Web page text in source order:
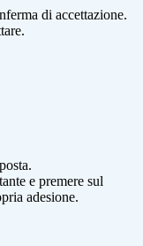
di accettazione.
e premere sul
adesione.